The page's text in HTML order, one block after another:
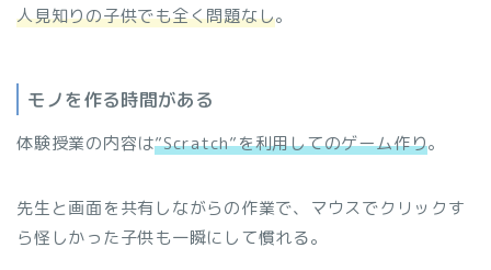
人見知りの子供でも全く問題なし。
モノを作る時間がある
体験授業の内容は”Scratch”を利用してのゲーム作り。
先生と画面を共有しながらの作業で、マウスでクリックす
ら怪しかった子供も一瞬にして慣れる。